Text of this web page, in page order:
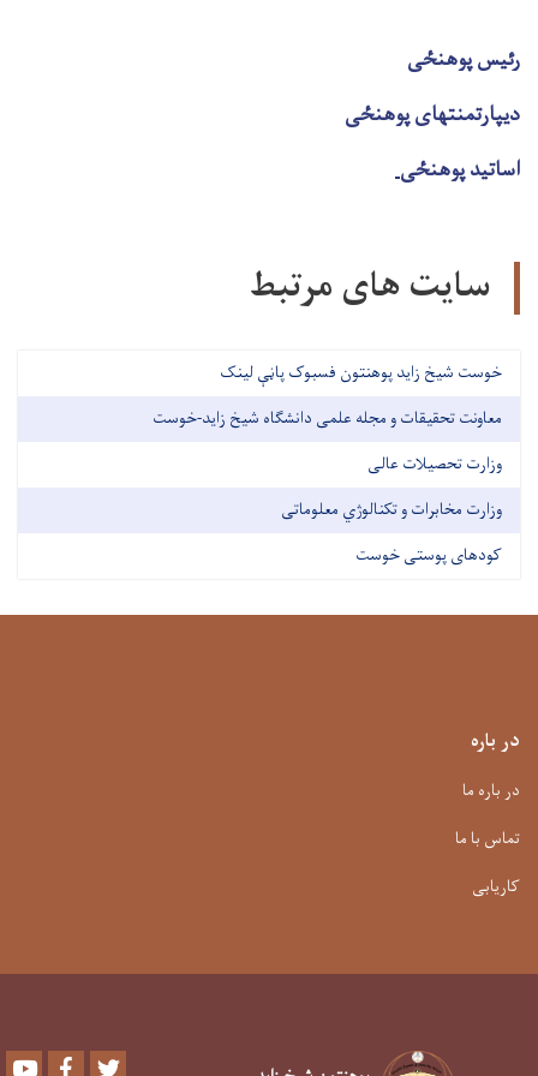
رئیس پوهنځی
دیپارتمنتهای پوهنځی
اساتید پوهنځی
سایت های مرتبط
خوست شیخ زاید پوهنتون فسبوک پاڼې لینک
معاونت تحقیقات و مجله علمی دانشگاه شیخ زاید-خوست
وزارت تحصیلات عالی
وزارت مخابرات و تکنالوژي معلوماتی
کودهای پوستی خوست
در باره
در باره ما
تماس با ما
کاریابی
Youtube Facebook